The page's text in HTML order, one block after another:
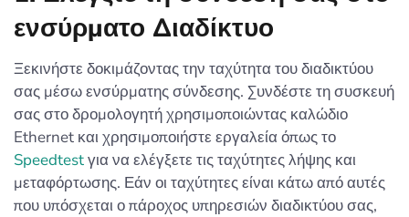
ενσύρματο Διαδίκτυο
Ξεκινήστε δοκιμάζοντας την ταχύτητα του διαδικτύου
σας μέσω ενσύρματης σύνδεσης. Συνδέστε τη συσκευή
σας στο δρομολογητή χρησιμοποιώντας καλώδιο
Ethernet και χρησιμοποιήστε εργαλεία όπως το
Speedtestγια να ελέγξετε τις ταχύτητες λήψης και
μεταφόρτωσης. Εάν οι ταχύτητες είναι κάτω από αυτές
που υπόσχεται ο πάροχος υπηρεσιών διαδικτύου σας,